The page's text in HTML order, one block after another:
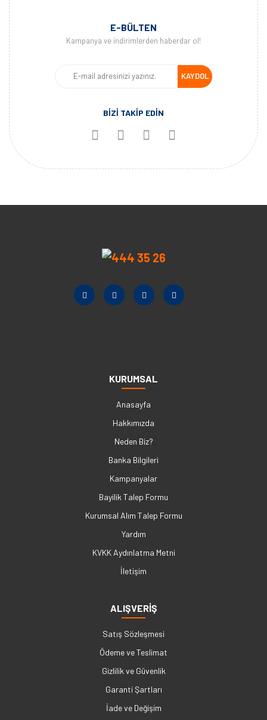
E-BÜLTEN
Kampanya ve indirimlerden haberdar ol!
KAYDOL
BİZİ TAKİP EDİN
KURUMSAL
Anasayfa
Hakkımızda
Neden Biz?
Banka Bilgileri
Kampanyalar
Bayilik Talep Formu
Kurumsal Alım Talep Formu
Yardım
KVKK Aydınlatma Metni
İletişim
ALIŞVERİŞ
Satış Sözleşmesi
Ödeme ve Teslimat
Gizlilik ve Güvenlik
Garanti Şartları
İade ve Değişim